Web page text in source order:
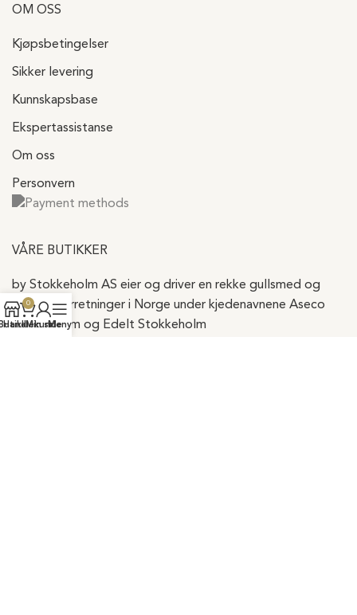
OM OSS
Kjøpsbetingelser
Sikker levering
Kunnskapsbase
Ekspertassistanse
Om oss
Personvern
VÅRE BUTIKKER
by Stokkeholm AS eier og driver en rekke gullsmed og
urmakerforretninger i Norge under kjedenavnene Aseco
Stokkeholm og Edelt Stokkeholm
0
Handlekurv
Min side
Meny